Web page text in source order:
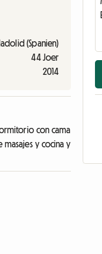
(Spanien)
44 Joer
2014
con cama
y cocina y